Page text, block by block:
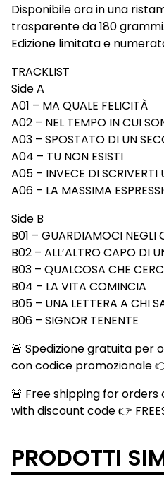
Disponibile ora in una
trasparente da 180 grammi.
Edizione limitata e
TRACKLIST
Side A
A01 – MA QUALE FELICITÀ
A02 – NEL TEMPO IN CUI
A03 – SPOSTATO DI UN
A04 – TU NON ESISTI
A05 – INVECE DI SCRIVERTI
A06 – LA MASSIMA
Side B
B01 – GUARDIAMOCI NEGLI
B02 – ALL’ALTRO CAPO DI
B03 – QUALCOSA CHE
B04 – LA VITA COMINCIA
B05 – UNA LETTERA A CHI
B06 – SIGNOR TENENTE
🚨 Spedizione gratuita per
con codice promozionale 👉
🚨 Free shipping for orders
with discount code 👉
PRODOTTI